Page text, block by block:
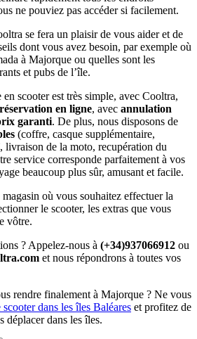
ne pouviez pas accéder si facilement.
se fera un plaisir de vous aider et de
dont vous avez besoin, par exemple où
à Majorque ou quelles sont les
et pubs de l’île.
scooter est très simple, avec Cooltra,
réservation en ligne, avec annulation
garanti. De plus, nous disposons de
(coffre, casque supplémentaire,
livraison de la moto, recupération du
service corresponde parfaitement à vos
beaucoup plus sûr, amusant et facile.
où vous souhaitez effectuer la
le scooter, les extras que vous
vôtre.
? Appelez-nous à (+34)937066912 ou
et nous répondrons à toutes vos
rendre finalement à Majorque ? Ne vous
dans les îles Baléares et profitez de
déplacer dans les îles.